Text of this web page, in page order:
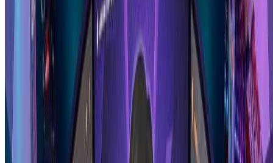
Hand Drawn Illustration Generator